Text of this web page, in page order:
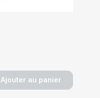
Ajouter au panier